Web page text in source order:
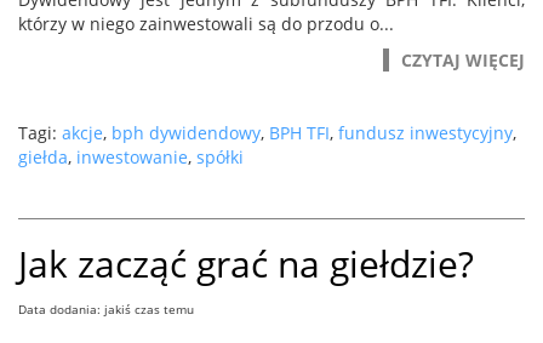
którzy w niego zainwestowali są do przodu o...
CZYTAJ WIĘCEJ
Tagi: akcje, bph dywidendowy, BPH TFI, fundusz inwestycyjny,
giełda, inwestowanie, spółki
Jak zacząć grać na giełdzie?
Data dodania: jakiś czas temu